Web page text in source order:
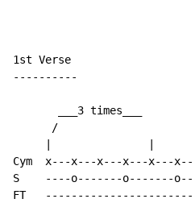
1st Verse
----------
___3 times___
/
Cym  x---x---x---x---x---
S    ----o-------o-------
FT